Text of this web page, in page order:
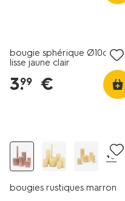
bougie sphérique Ø10cm
lisse jaune clair
3.
99 €
+5
bougies rustiques marron